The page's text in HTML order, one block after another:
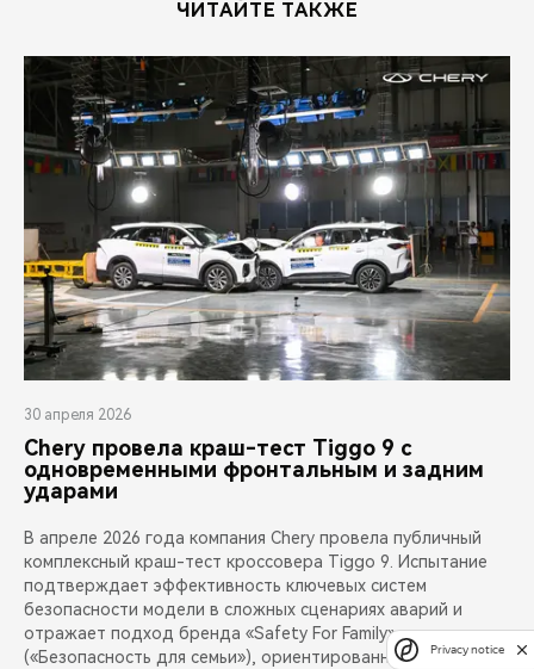
ЧИТАЙТЕ ТАКЖЕ
30 апреля 2026
Chery провела краш-тест Tiggo 9 с
одновременными фронтальным и задним
ударами
В апреле 2026 года компания Chery провела публичный
комплексный краш-тест кроссовера Tiggo 9. Испытание
подтверждает эффективность ключевых систем
безопасности модели в сложных сценариях аварий и
отражает подход бренда «Safety For Family»
(«Безопасность для семьи»), ориентированный на защиту
Privacy notice